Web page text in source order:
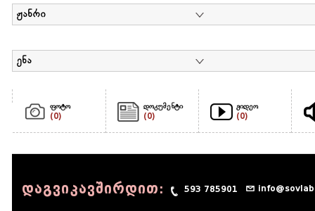
ჟანრი
ენა
ფოტო
(0)
დოკუმენტი
(0)
ვიდეო
(0)
დაგვიკავშირდით: 593 785901